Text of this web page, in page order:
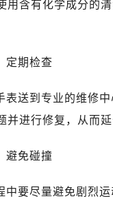
宁市青秀区金湖路59
岛市南区山东路6号华
春市朝阳区西安大路
阳市南明区都司高架
家庄市长安区中山东
安市碑林区南关正街
用含有化学成分的
定期检查
表送到专业的维修
并进行修复，从而延
避免碰撞
中要尽量避免剧烈